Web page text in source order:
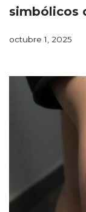
simbólicos
octubre 1, 2025